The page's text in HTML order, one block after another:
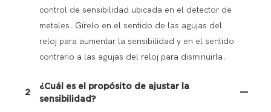
control de sensibilidad ubicada en el detector de
metales. Gírelo en el sentido de las agujas del
reloj para aumentar la sensibilidad y en el sentido
contrario a las agujas del reloj para disminuirla.
2
¿Cuál es el propósito de ajustar la
sensibilidad?